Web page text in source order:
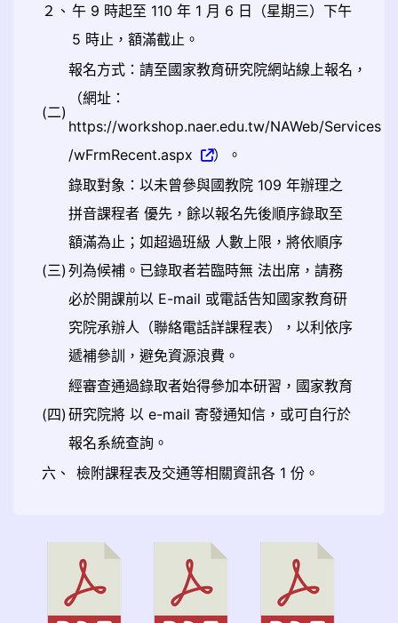
２、 午 9 時起至 110 年 1 月 6 日（星期三）下午
5 時止，額滿截止。
(二)
報名方式：請至國家教育研究院網站線上報名，
（網址：
https://workshop.naer.edu.tw/NAWeb/Services
/wFrmRecent.aspx
）。
(三)
錄取對象：以未曾參與國教院 109 年辦理之
拼音課程者 優先，餘以報名先後順序錄取至
額滿為止；如超過班級 人數上限，將依順序
列為候補。已錄取者若臨時無 法出席，請務
必於開課前以 E-mail 或電話告知國家教育研
究院承辦人（聯絡電話詳課程表），以利依序
遞補參訓，避免資源浪費。
(四)
經審查通過錄取者始得參加本研習，國家教育
研究院將 以 e-mail 寄發通知信，或可自行於
報名系統查詢。
六、 檢附課程表及交通等相關資訊各 1 份。